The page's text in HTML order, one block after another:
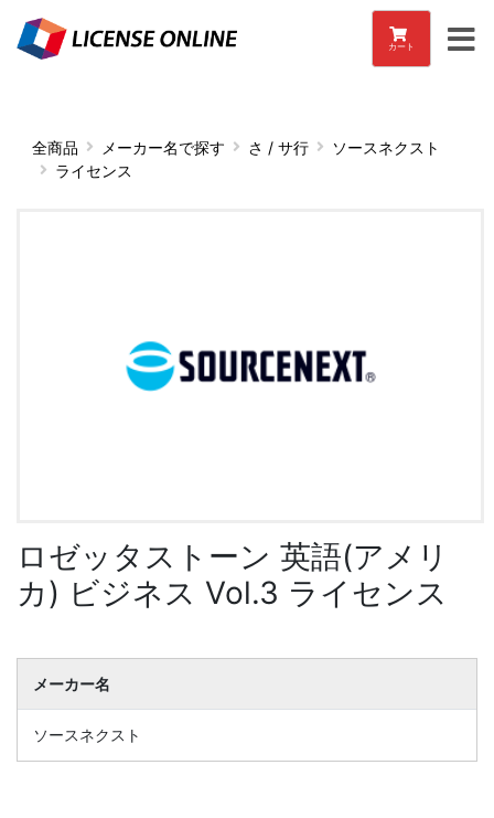
カート
全商品 メーカー名で探す さ / サ行
ソースネクスト
ライセンス
ロゼッタストーン 英語(アメリ
カ) ビジネス Vol.3 ライセンス
メーカー名
ソースネクスト